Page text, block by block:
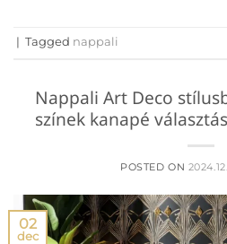
| Tagged nappali
Nappali Art Deco
színek kanapé
POSTED ON
02
dec